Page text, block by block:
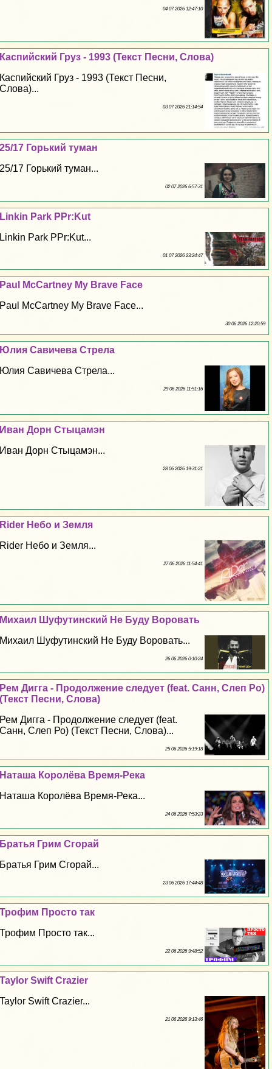
04 07 2026 12:47:10
Каспийский Груз - 1993 (Текст Песни, Слова)
Каспийский Груз - 1993 (Текст Песни,
Слова)...
03 07 2026 21:14:54
25/17 Горький туман
25/17 Горький туман...
02 07 2026 6:57:31
Linkin Park PPr:Kut
Linkin Park PPr:Kut...
01 07 2026 23:24:47
Paul McCartney My Brave Face
Paul McCartney My Brave Face...
30 06 2026 12:20:59
Юлия Савичева Стрела
Юлия Савичева Стрела...
29 06 2026 11:51:16
Иван Дорн Стыцамэн
Иван Дорн Стыцамэн...
28 06 2026 19:31:21
Rider Небо и Земля
Rider Небо и Земля...
27 06 2026 11:54:41
Михаил Шуфутинский Не Буду Воровать
Михаил Шуфутинский Не Буду Воровать...
26 06 2026 0:10:24
Рем Дигга - Продолжение следует (feat. Санн, Слеп Ро)
(Текст Песни, Слова)
Рем Дигга - Продолжение следует (feat.
Санн, Слеп Ро) (Текст Песни, Слова)...
25 06 2026 5:19:18
Наташа Королёва Время-Река
Наташа Королёва Время-Река...
24 06 2026 7:53:23
Братья Грим Сгорай
Братья Грим Сгорай...
23 06 2026 17:44:48
Трофим Просто так
Трофим Просто так...
22 06 2026 9:48:52
Taylor Swift Crazier
Taylor Swift Crazier...
21 06 2026 9:13:46